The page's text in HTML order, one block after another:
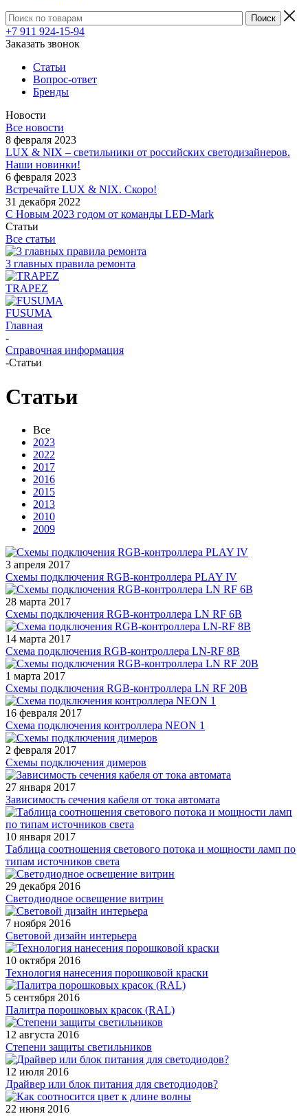
+7 911 924-15-94
Заказать звонок
Статьи
Вопрос-ответ
Бренды
Новости
Все новости
8 февраля 2023
LUX & NIX – светильники от российских светодизайнеров.
Наши новинки!
6 февраля 2023
Встречайте LUX & NIX. Скоро!
31 декабря 2022
С Новым 2023 годом от команды LED-Mark
Статьи
Все статьи
3 главных правила ремонта
TRAPEZ
FUSUMA
Главная
-
Справочная информация
-Статьи
Статьи
Все
2023
2022
2017
2016
2015
2013
2010
2009
3 апреля 2017
Схемы подключения RGB-контроллера PLAY IV
28 марта 2017
Схемы подключения RGB-контроллера LN RF 6В
14 марта 2017
Схема подключения RGB-контроллера LN-RF 8В
1 марта 2017
Схемы подключения RGB-контроллера LN RF 20В
16 февраля 2017
Схема подключения контроллера NEON 1
2 февраля 2017
Схемы подключения димеров
27 января 2017
Зависимость сечения кабеля от тока автомата
10 января 2017
Таблица соотношения светового потока и мощности ламп по
типам источников света
29 декабря 2016
Светодиодное освещение витрин
7 ноября 2016
Световой дизайн интерьера
10 октября 2016
Технология нанесения порошковой краски
5 сентября 2016
Палитра порошковых красок (RAL)
12 августа 2016
Степени защиты светильников
12 июля 2016
Драйвер или блок питания для светодиодов?
22 июня 2016